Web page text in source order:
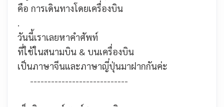
คือ การเดินทางโดยเครื่องบิน
.
วันนี้เราเลยหาคำศัพท์
ที่ใช้ในสนามบิน & บนเครื่องบิน
เป็นภาษาจีนและภาษาญี่ปุ่นมาฝากกันค่ะ
----------------------------